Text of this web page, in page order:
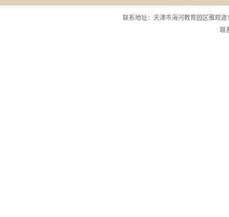
联系地址：天津市海河教育园区雅观
联